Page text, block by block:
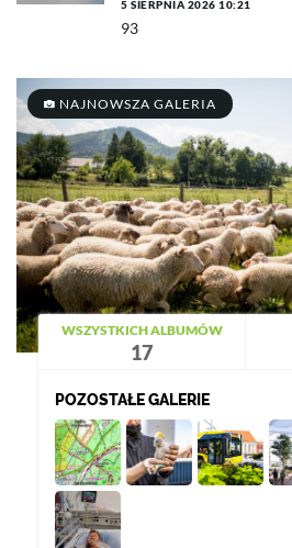
5 SIERPNIA 2026 10:21
93
NAJNOWSZA GALERIA
WSZYSTKICH ALBUMÓW
17
POZOSTAŁE GALERIE